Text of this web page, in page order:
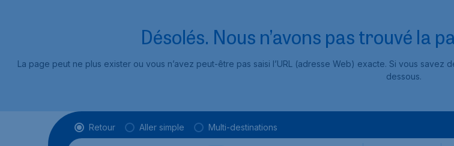
Désolés. Nous n’avons pas trouvé la
La page peut ne plus exister ou vous n’avez peut-être pas saisi l’URL (adresse Web) exacte. Si vous
dessous.
Type de vol
Retour Aller simple Multi-destinations